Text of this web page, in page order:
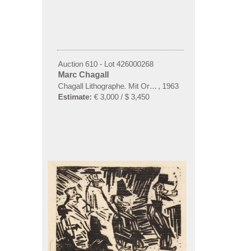
Auction 610 - Lot 426000268
Marc Chagall
Chagall Lithographe. Mit Orig.-Zeichnung von
, 1963
Estimate: € 3,000 / $ 3,450